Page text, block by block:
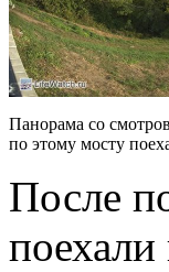
Панорама со
по этому мосту
После